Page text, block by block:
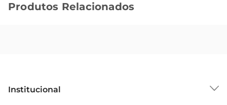
conhecido por seus benefícios à saúde. Rico em
prática e saborosa de cuidar do seu bemestar.
Produtos Relacionados
Institucional